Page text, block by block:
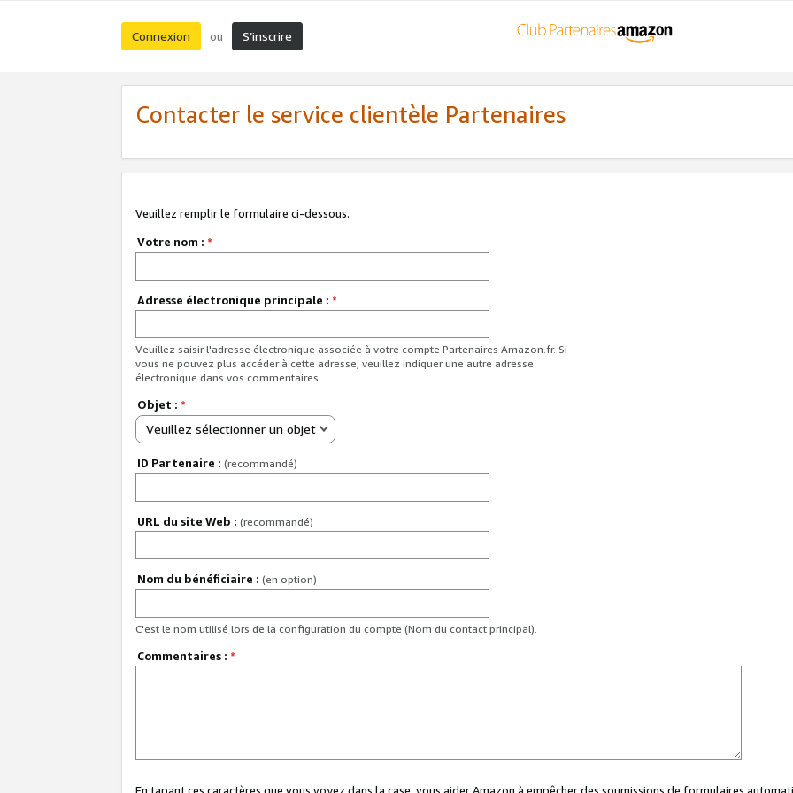
Connexion ou S’inscrire
Contacter le service clientèle Partenaires
Veuillez remplir le formulaire ci-dessous.
Votre nom : *
Adresse électronique principale : *
Veuillez saisir l'adresse électronique associée à votre compte Partenaires Amazon.fr. Si
vous ne pouvez plus accéder à cette adresse, veuillez indiquer une autre adresse
électronique dans vos commentaires.
Objet : *
Veuillez sélectionner un objet
ID Partenaire : (recommandé)
URL du site Web : (recommandé)
Nom du bénéficiaire : (en option)
C'est le nom utilisé lors de la configuration du compte (Nom du contact principal).
Commentaires : *